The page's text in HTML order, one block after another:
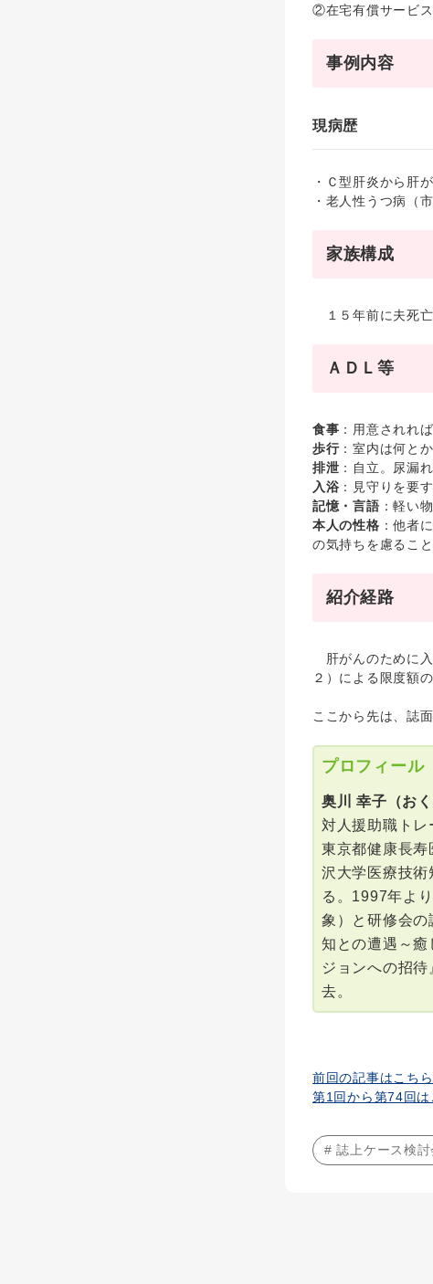
②在宅有償サービ
事例内容
現病歴
・Ｃ型肝炎から肝
・老人性うつ病（
家族構成
１５年前に夫死亡
ＡＤＬ等
食事 ：用意されれ
歩行：室内は何と
排泄 ：自立。尿漏
入浴 ：見守りを要す
記憶・言語 ：軽い
本人の性格 ：他者
の気持ちを慮るこ
紹介経路
肝がんのために入
２）による限度額
ここから先は、誌
プロフィール
奥川 幸子（おく
対人援助職ト
東京都健康長
沢大学医療技術
る。1997年よ
象）と研修会の
知との遭遇～
ジョンへの招
去。
前回の記事はこち
第1回から第74回は
# 誌上ケース検討